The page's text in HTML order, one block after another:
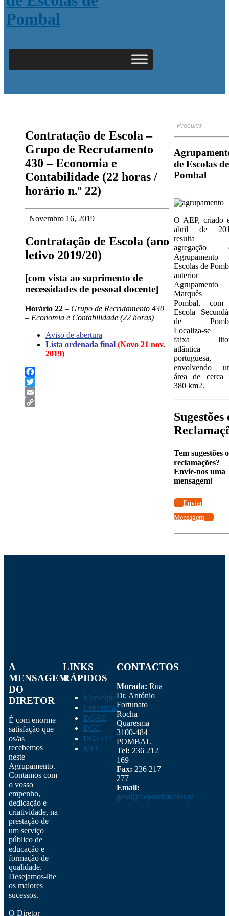
Contratação de Escola –
Grupo de Recrutamento
430 – Economia e
Contabilidade (22 horas /
horário n.º 22)
Novembro 16, 2019
Contratação de Escola (ano
letivo 2019/20)
[com vista ao suprimento de
necessidades de pessoal docente]
Horário 22 – Grupo de Recrutamento 430
– Economia e Contabilidade (22 horas)
Aviso de abertura
Lista ordenada final (Novo 21 nov.
2019)
Facebook
Twitter
Email
Search
de Escolas de
Pombal
O AEP, criado
abril de
resulta
agregação
Agrupamento
Escolas de
anterior
Agrupamento
Marquês
Pombal,
Escola
de
Localiza-se
faixa
atlântica
portuguesa,
envolvendo
área de cerca
380 km2.
Sugestões
Tem sugestões
reclamações?
Envie-nos uma
mensagem!
Enviar
Mensagem
A
MENSAGEM
DO
DIRETOR
É com enorme
satisfação que
os/as
recebemos
neste
Agrupamento.
Contamos com
o vosso
empenho,
dedicação e
criatividade, na
prestação de
um serviço
público de
educação e
formação de
qualidade.
Desejamos-lhe
os maiores
sucessos.
O Diretor
LINKS
RÁPIDOS
Município
Cenformaz
DGAE
DGE
DGEsTE
MEC
CONTACTOS
Morada: Rua
Dr. António
Fortunato
Rocha
Quaresma
3100-484
POMBAL
Tel: 236 212
169
Fax: 236 217
277
Email:
geral@aepombal.edu.pt